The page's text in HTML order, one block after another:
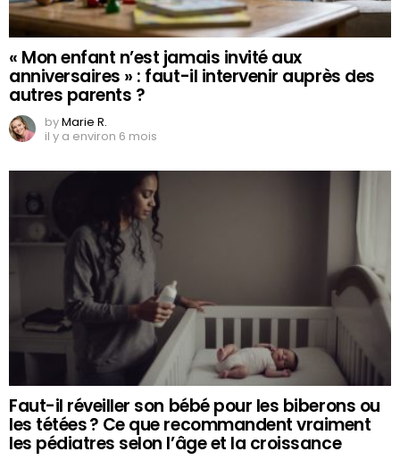
« Mon enfant n’est jamais invité aux
anniversaires » : faut-il intervenir auprès des
autres parents ?
byMarie R.
il y a environ 6 mois
Faut-il réveiller son bébé pour les biberons ou
les tétées ? Ce que recommandent vraiment
les pédiatres selon l’âge et la croissance